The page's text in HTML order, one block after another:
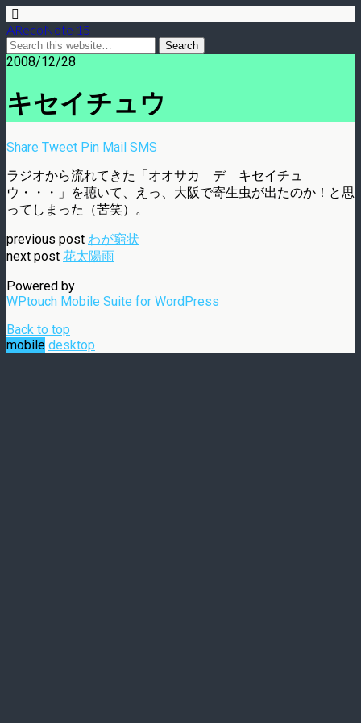
ARecoNote 15
2008/12/28
キセイチュウ
Share Tweet Pin Mail SMS
ラジオから流れてきた「オオサカ デ キセイチュ
ウ・・・」を聴いて、えっ、大阪で寄生虫が出たのか！と思
ってしまった（苦笑）。
previous post わが窮状
next post 花太陽雨
Powered by
WPtouch Mobile Suite for WordPress
Back to top
mobile desktop